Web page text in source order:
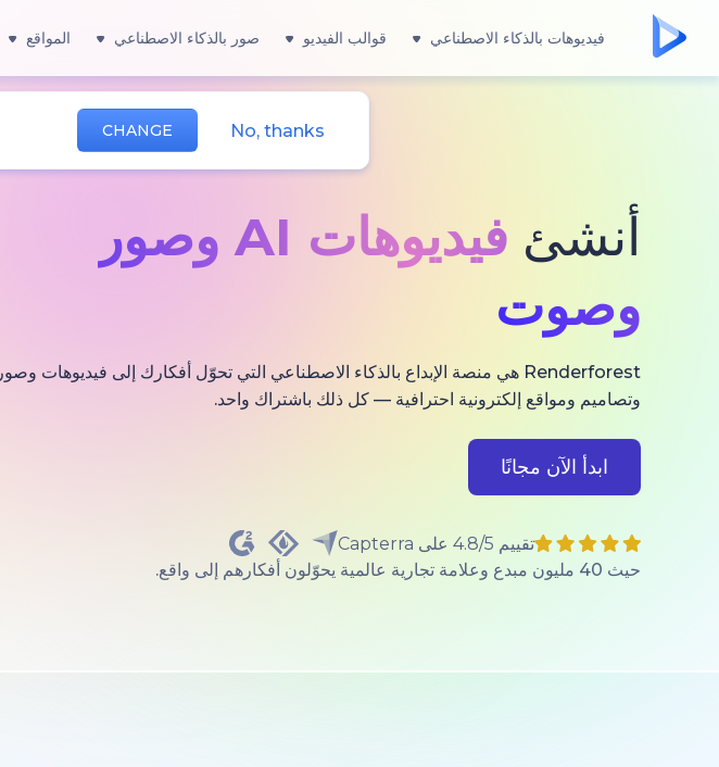
فيديوهات بالذكاء الاصطناعي قوالب الفيديو صور بالذكاء الاصطناعي المواقع
CHANGE No, thanks
أنشئ فيديوهات AI
وصور
وصوت
Renderforest هي منصة الإبداع بالذكاء الاصطناعي التي تحوّل أفكارك إلى فيديوهات وصور
وتصاميم ومواقع إلكترونية احترافية — كل ذلك باشتراك واحد.
ابدأ الآن مجانًا
تقييم 4.8/5 على Capterra
حيث 40 مليون مبدع وعلامة تجارية عالمية يحوّلون أفكارهم إلى واقع.